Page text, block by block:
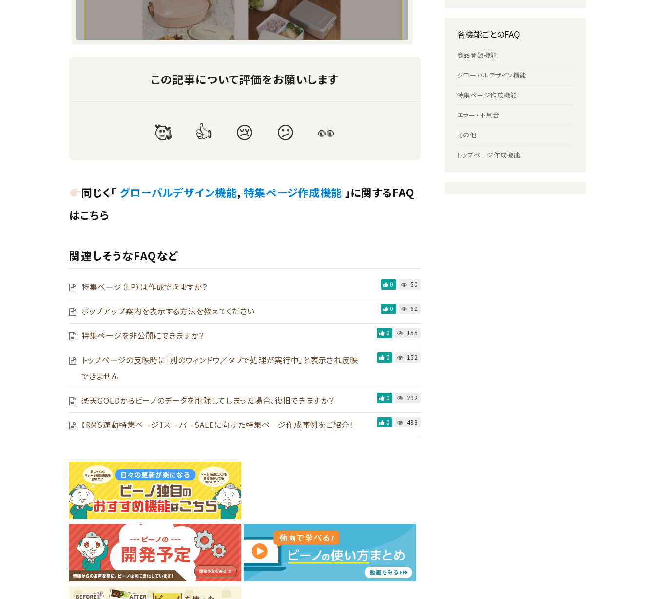
同じく「 グローバルデザイン機能, 特集ページ作成機能 」に関するFAQ
はこちら
関連しそうなFAQなど
特集ページ（LP）は作成できますか？ 0 50
ポップアップ案内を表示する方法を教えてください 0 62
特集ページを非公開にできますか？ 0 155
トップページの反映時に「別のウィンドウ／タブで処理が実行中」と表示され反映
できません
0 152
楽天GOLDからビーノのデータを削除してしまった場合、復旧できますか？ 0 292
【RMS連動特集ページ】スーパーSALEに向けた特集ページ作成事例をご紹介！ 0 493
各機能ごとのFAQ
商品登録機能
グローバルデザイン機能
特集ページ作成機能
エラー・不具合
その他
トップページ作成機能